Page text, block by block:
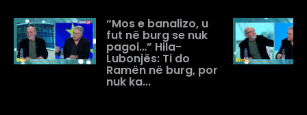
“Mos e banalizo, u
fut në burg se nuk
pagoi…” Hila-
Lubonjës: Ti do
Ramën në burg, por
nuk ka...